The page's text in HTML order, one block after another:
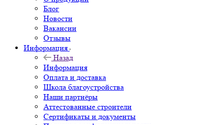
Блог
Новости
Вакансии
Отзывы
Информация
Назад
Информация
Оплата и доставка
Школа благоустройства
Наши партнёры
Аттестованные строители
Сертификаты и документы